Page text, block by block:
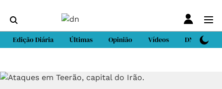
Edição Diária Últimas Opinião Vídeos DN Sport